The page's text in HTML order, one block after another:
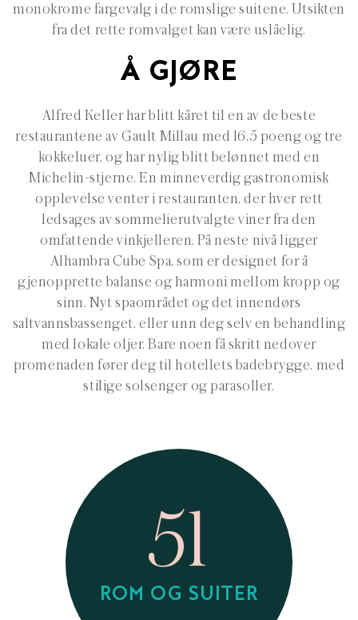
monokrome fargevalg i de romslige suitene. Utsikten
fra det rette romvalget kan være uslåelig.
Å GJØRE
Alfred Keller har blitt kåret til en av de beste
restaurantene av Gault Millau med 16,5 poeng og tre
kokkeluer, og har nylig blitt belønnet med en
Michelin-stjerne. En minneverdig gastronomisk
opplevelse venter i restauranten, der hver rett
ledsages av sommelierutvalgte viner fra den
omfattende vinkjelleren. På neste nivå ligger
Alhambra Cube Spa, som er designet for å
gjenopprette balanse og harmoni mellom kropp og
sinn. Nyt spaområdet og det innendørs
saltvannsbassenget, eller unn deg selv en behandling
med lokale oljer. Bare noen få skritt nedover
promenaden fører deg til hotellets badebrygge, med
stilige solsenger og parasoller.
51
ROM OG SUITER